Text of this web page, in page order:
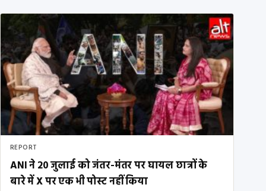
REPORT
ANI ने 20 जुलाई को जंतर-मंतर पर घायल छात्रों के
बारे में X पर एक भी पोस्ट नहीं किया